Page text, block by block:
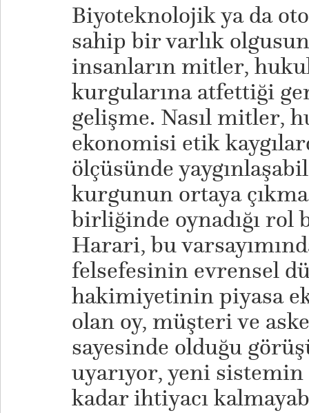
Biyoteknolojik ya da
sahip bir varlık
insanların mitler,
kurgularına atfettiği
gelişme. Nasıl mitler,
ekonomisi etik
ölçüsünde
kurgunun ortaya
birliğinde oynadığı rol
Harari, bu
felsefesinin evrensel
hakimiyetinin piyasa
olan oy, müşteri ve
sayesinde olduğu
uyarıyor, yeni
kadar ihtiyacı